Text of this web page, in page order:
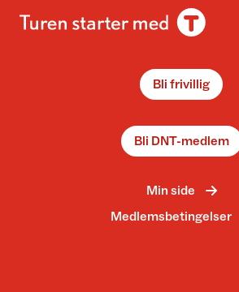
Bli frivillig
Bli DNT-medlem
Min side
Medlemsbetingelser